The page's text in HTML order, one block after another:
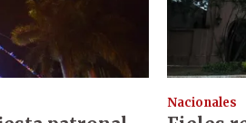
Nacionales